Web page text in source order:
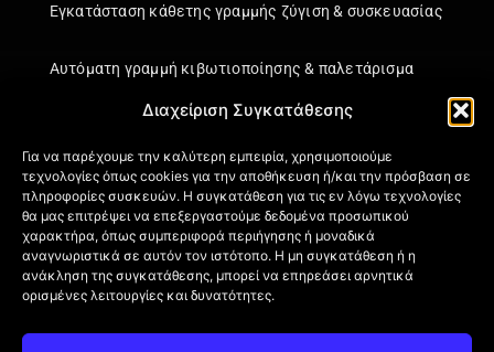
Διαχείριση Συγκατάθεσης
Για να παρέχουμε την καλύτερη εμπειρία, χρησιμοποιούμε
τεχνολογίες όπως cookies για την αποθήκευση ή/και την πρόσβαση σε
πληροφορίες συσκευών. Η συγκατάθεση για τις εν λόγω τεχνολογίες
θα μας επιτρέψει να επεξεργαστούμε δεδομένα προσωπικού
χαρακτήρα, όπως συμπεριφορά περιήγησης ή μοναδικά
αναγνωριστικά σε αυτόν τον ιστότοπο. Η μη συγκατάθεση ή η
ανάκληση της συγκατάθεσης, μπορεί να επηρεάσει αρνητικά
ορισμένες λειτουργίες και δυνατότητες.
Εγκατάσταση κάθετης γραμμής ζύγιση & συσκευασίας
Αυτόματη γραμμή κιβωτιοποίησης & παλετάρισμα
Πληροφορίες
Πιστοποιήσεις
Όροι Χρήσης
Πολιτική απορρήτου